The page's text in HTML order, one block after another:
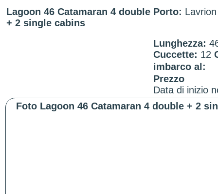
Lagoon 46 Catamaran 4 double
+ 2 single cabins
Porto: Lavrion
Lunghezza:
Cuccette: 12
imbarco al:
Prezzo
Data di inizio
Foto Lagoon 46 Catamaran 4 double + 2